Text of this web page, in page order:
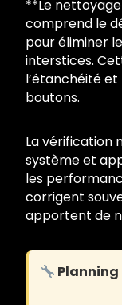
**Le
comprend le
pour éliminer
interstices.
l’étanchéité
boutons.
La vérification
système et
les
corrigent
apportent de